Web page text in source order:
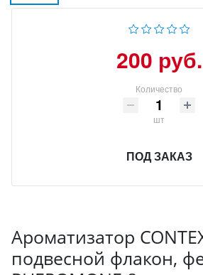
200 руб.
Количество
шт
ПОД ЗАКАЗ
Ароматизатор
подвесной флакон,